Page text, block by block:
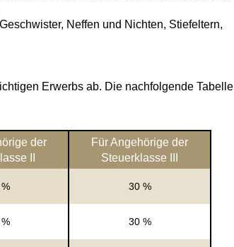
Neffen und Nichten, Stiefeltern,
Erwerbs ab. Die nachfolgende Tabelle
der
II
Für Angehörige der
Steuerklasse III
30 %
30 %